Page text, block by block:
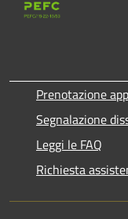
Prenotazione
Segnalazione
Leggi le FAQ
Richiesta